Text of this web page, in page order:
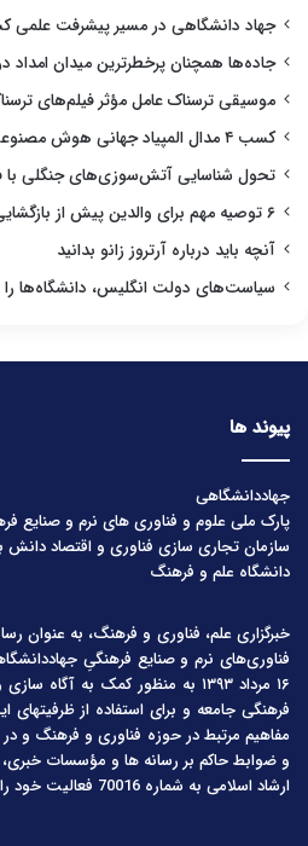
جهاد دانشگاهی در مسیر پیشرفت علمی
جاده‌ها همچنان پرخطرترین میدان امداد
موسیقی ترسناک عامل مؤثر فیلم‌های
کسب ۴ مدال المپیاد جهانی هوش مصنوعی برای ایران
تحول شناسایی آتش‌سوزی‌های جنگلی با
۶ توصیه مهم برای والدین پیش از بازگشایی مدارس
آنچه باید درباره آرتروز زانو بدانید
سیاست‌های دولت انگلیس، دانشگاه‌ها
پیوند ها
جهاددانشگاهی
پارک ملی علوم و فناوری های نرم و صنایع
سازمان تجاری سازی فناوری و اقتصاد دانش
دانشگاه علم و فرهنگ
خبرگزاری علم، فناوری و فرهنگ، به عنوان
فناوری‌های نرم و صنایع فرهنگیِ
۱۶ مرداد ۱۳۹۳ به منظور کمک به
فرهنگی جامعه و برای استفاده از
مفاهیم مرتبط در حوزه فناوری و فرهنگ و
و ضوابط حاکم بر رسانه ها و مؤسسات
ارشاد اسلامی به شماره 70016 فعالیت خود را آغاز کرده است.